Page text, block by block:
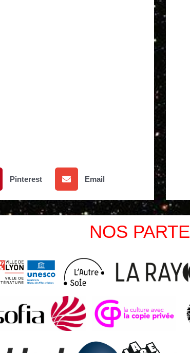
Pinterest Email
NOS